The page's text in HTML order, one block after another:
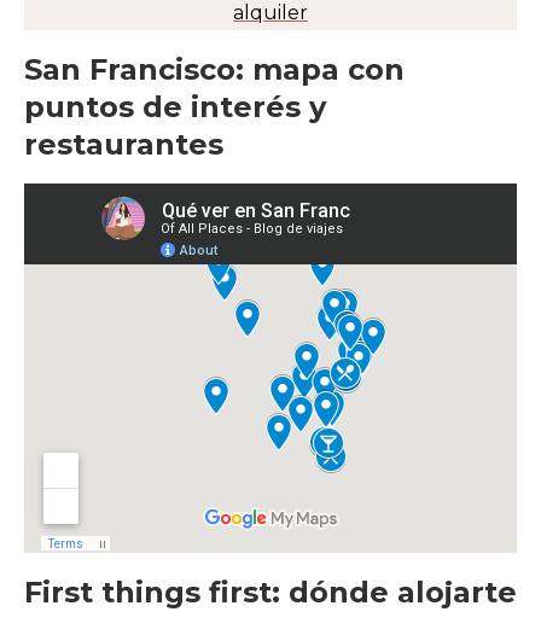
alquiler
San Francisco: mapa con
puntos de interés y
restaurantes
First things first: dónde alojarte